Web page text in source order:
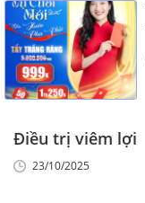
Điều trị viêm lợi
23/10/2025